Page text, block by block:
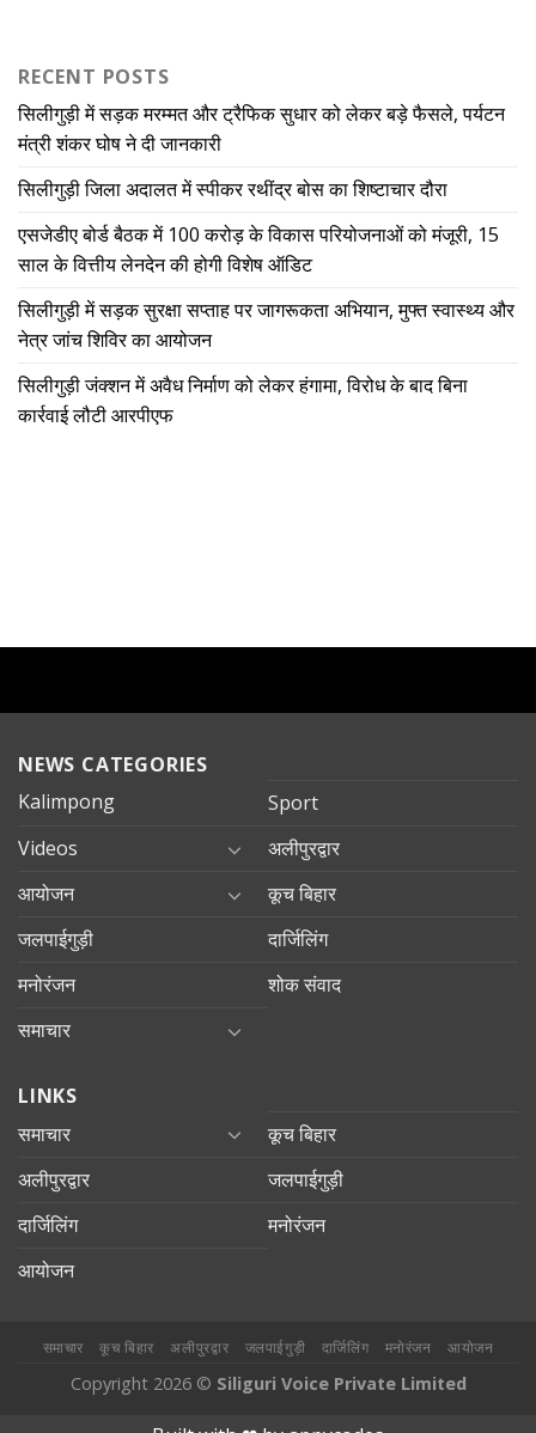
RECENT POSTS
सिलीगुड़ी में सड़क मरम्मत और ट्रैफिक सुधार को लेकर बड़े फैसले, पर्यटन
मंत्री शंकर घोष ने दी जानकारी
सिलीगुड़ी जिला अदालत में स्पीकर रथींद्र बोस का शिष्टाचार दौरा
एसजेडीए बोर्ड बैठक में 100 करोड़ के विकास परियोजनाओं को मंजूरी, 15
साल के वित्तीय लेनदेन की होगी विशेष ऑडिट
सिलीगुड़ी में सड़क सुरक्षा सप्ताह पर जागरूकता अभियान, मुफ्त स्वास्थ्य और
नेत्र जांच शिविर का आयोजन
सिलीगुड़ी जंक्शन में अवैध निर्माण को लेकर हंगामा, विरोध के बाद बिना
कार्रवाई लौटी आरपीएफ
NEWS CATEGORIES
Kalimpong
Sport
Videos
अलीपुरद्वार
आयोजन
कूच बिहार
जलपाईगुड़ी
दार्जिलिंग
मनोरंजन
शोक संवाद
समाचार
LINKS
समाचार
कूच बिहार
अलीपुरद्वार
जलपाईगुड़ी
दार्जिलिंग
मनोरंजन
आयोजन
समाचार कूच बिहार अलीपुरद्वार जलपाईगुड़ी दार्जिलिंग मनोरंजन आयोजन
Copyright 2026 © Siliguri Voice Private Limited